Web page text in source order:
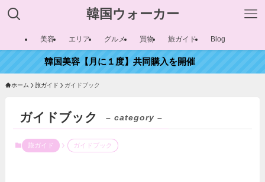
韓国ウォーカー
美容 エリア グルメ 買物 旅ガイド Blog
韓国美容【月に１度】共同購入を開催
ホーム 旅ガイド ガイドブック
ガイドブック – category –
旅ガイド ガイドブック